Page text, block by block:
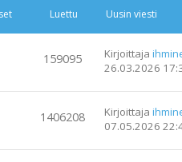
Luettu Uusin viesti
159095 Kirjoittaja
26.03.2026
1406208 Kirjoittaja
07.05.2026